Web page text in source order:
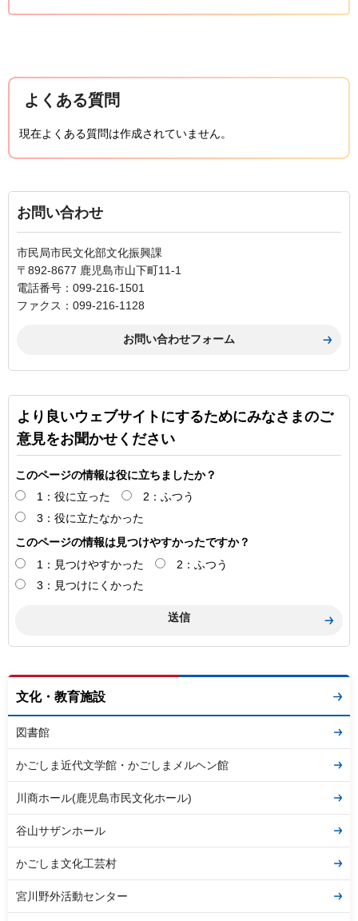
よくある質問
現在よくある質問は作成されていません。
お問い合わせ
市民局市民文化部文化振興課
〒892-8677 鹿児島市山下町11-1
電話番号：099-216-1501
ファクス：099-216-1128
より良いウェブサイトにするためにみなさまのご
意見をお聞かせください
このページの情報は役に立ちましたか？
1：役に立った
2：ふつう
3：役に立たなかった
このページの情報は見つけやすかったですか？
1：見つけやすかった
2：ふつう
3：見つけにくかった
文化・教育施設
図書館
かごしま近代文学館・かごしまメルヘン館
川商ホール(鹿児島市民文化ホール)
谷山サザンホール
かごしま文化工芸村
宮川野外活動センター